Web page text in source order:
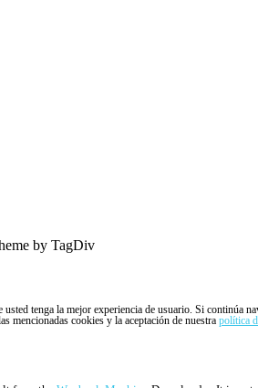
by TagDiv
tenga la mejor experiencia de usuario. Si continúa
mencionadas cookies y la aceptación de nuestra política